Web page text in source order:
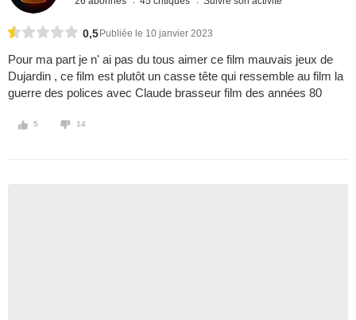
0,5 Publiée le 10 janvier 2023
Pour ma part je n' ai pas du tous aimer ce film mauvais jeux de
Dujardin , ce film est plutôt un casse tête qui ressemble au film la
guerre des polices avec Claude brasseur film des années 80
5 14